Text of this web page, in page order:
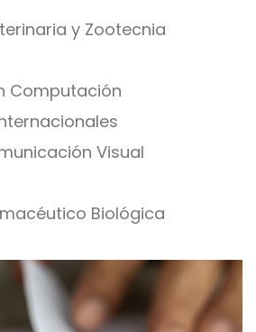
y Zootecnia
Computación
Visual
Biológica